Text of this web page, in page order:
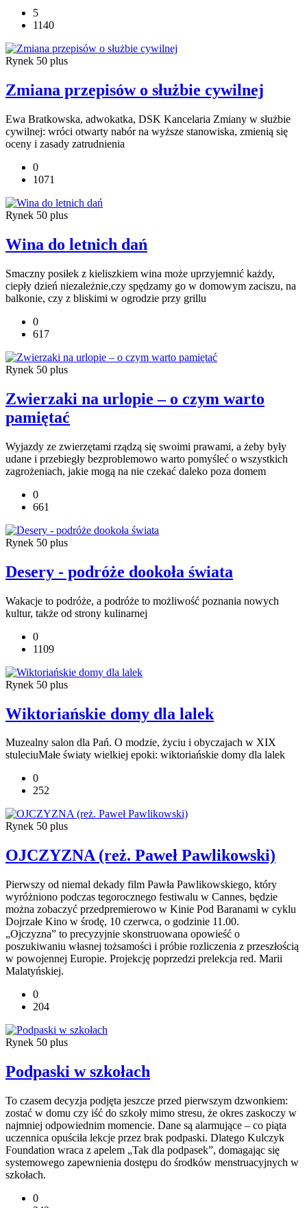
5
1140
Rynek 50 plus
Zmiana przepisów o służbie cywilnej
Ewa Bratkowska, adwokatka, DSK Kancelaria Zmiany w służbie
cywilnej: wróci otwarty nabór na wyższe stanowiska, zmienią się
oceny i zasady zatrudnienia
0
1071
Rynek 50 plus
Wina do letnich dań
Smaczny posiłek z kieliszkiem wina może uprzyjemnić każdy,
ciepły dzień niezależnie,czy spędzamy go w domowym zaciszu, na
balkonie, czy z bliskimi w ogrodzie przy grillu
0
617
Rynek 50 plus
Zwierzaki na urlopie – o czym warto
pamiętać
Wyjazdy ze zwierzętami rządzą się swoimi prawami, a żeby były
udane i przebiegły bezproblemowo warto pomyśleć o wszystkich
zagrożeniach, jakie mogą na nie czekać daleko poza domem
0
661
Rynek 50 plus
Desery - podróże dookoła świata
Wakacje to podróże, a podróże to możliwość poznania nowych
kultur, także od strony kulinarnej
0
1109
Rynek 50 plus
Wiktoriańskie domy dla lalek
Muzealny salon dla Pań. O modzie, życiu i obyczajach w XIX
stuleciuMałe światy wielkiej epoki: wiktoriańskie domy dla lalek
0
252
Rynek 50 plus
OJCZYZNA (reż. Paweł Pawlikowski)
Pierwszy od niemal dekady film Pawła Pawlikowskiego, który
wyróżniono podczas tegorocznego festiwalu w Cannes, będzie
można zobaczyć przedpremierowo w Kinie Pod Baranami w cyklu
Dojrzałe Kino w środę, 10 czerwca, o godzinie 11.00.
„Ojczyzna” to precyzyjnie skonstruowana opowieść o
poszukiwaniu własnej tożsamości i próbie rozliczenia z przeszłością
w powojennej Europie. Projekcję poprzedzi prelekcja red. Marii
Malatyńskiej.
0
204
Rynek 50 plus
Podpaski w szkołach
To czasem decyzja podjęta jeszcze przed pierwszym dzwonkiem:
zostać w domu czy iść do szkoły mimo stresu, że okres zaskoczy w
najmniej odpowiednim momencie. Dane są alarmujące – co piąta
uczennica opuściła lekcje przez brak podpaski. Dlatego Kulczyk
Foundation wraca z apelem „Tak dla podpasek”, domagając się
systemowego zapewnienia dostępu do środków menstruacyjnych w
szkołach.
0